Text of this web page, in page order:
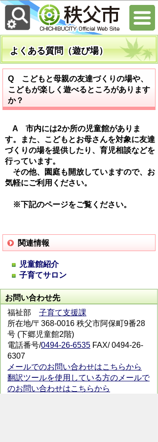
よくある質問（遊び場）
Q こどもと母親の友達づくりの場や、
こどもが楽しく遊べるところがあります
か？
A 市内には2か所の児童館がありま
す。また、こどもとお母さんを対象に友達
づくりの場を提供したり、育児相談などを
行っています。
その他、園庭も開放していますので、お
気軽にご利用ください。
※下記のページをご覧ください。
関連情報
児童館紹介
子育てサロン
お問い合わせ先
福祉部 子育て支援課
所在地/〒368-0016 秩父市阿保町9番28
号 (下郷児童館2階)
電話番号/0494-26-6535 FAX/ 0494-26-
6307
メールでのお問い合わせはこちらから
翻訳ツールを使用している方のメールで
のお問い合わせはこちらから